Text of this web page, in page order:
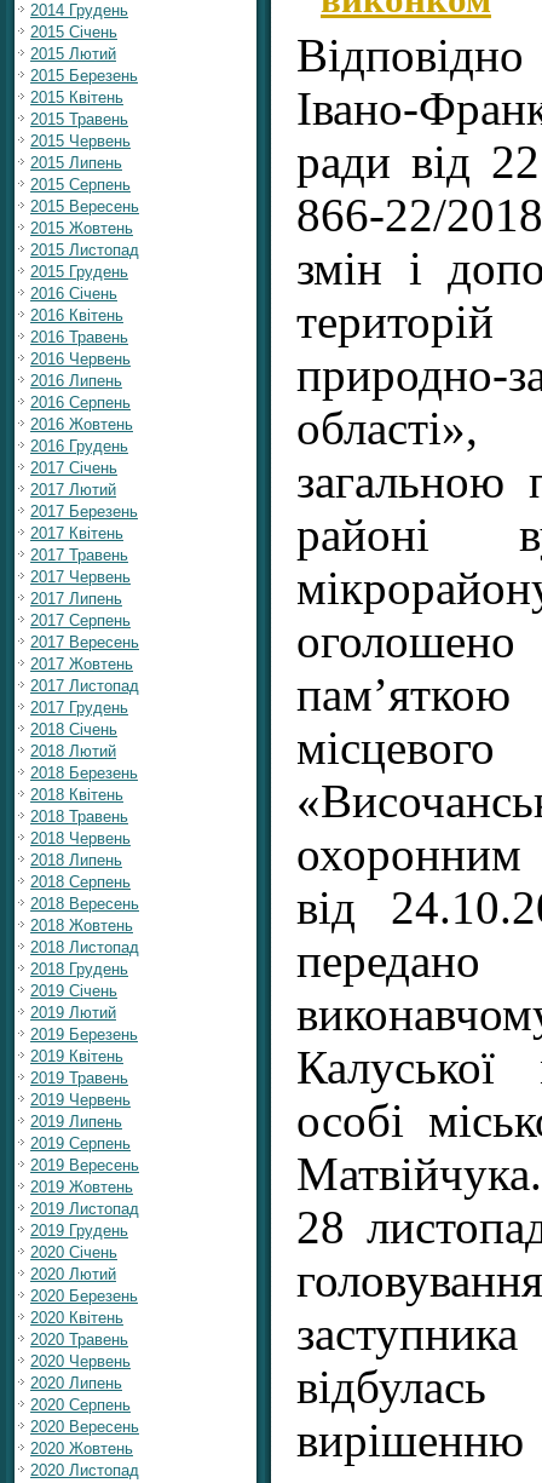
2014 Грудень
2015 Січень
2015 Лютий
2015 Березень
2015 Квітень
2015 Травень
2015 Червень
2015 Липень
2015 Серпень
2015 Вересень
2015 Жовтень
2015 Листопад
2015 Грудень
2016 Січень
2016 Квітень
2016 Травень
2016 Червень
2016 Липень
2016 Серпень
2016 Жовтень
2016 Грудень
2017 Січень
2017 Лютий
2017 Березень
2017 Квітень
2017 Травень
2017 Червень
2017 Липень
2017 Серпень
2017 Вересень
2017 Жовтень
2017 Листопад
2017 Грудень
2018 Січень
2018 Лютий
2018 Березень
2018 Квітень
2018 Травень
2018 Червень
2018 Липень
2018 Серпень
2018 Вересень
2018 Жовтень
2018 Листопад
2018 Грудень
2019 Січень
2019 Лютий
2019 Березень
2019 Квітень
2019 Травень
2019 Червень
2019 Липень
2019 Серпень
2019 Вересень
2019 Жовтень
2019 Листопад
2019 Грудень
2020 Січень
2020 Лютий
2020 Березень
2020 Квітень
2020 Травень
2020 Червень
2020 Липень
2020 Серпень
2020 Вересень
2020 Жовтень
2020 Листопад
Івано-
ради від
866-22/
змін і
природно-
районі
від
особі
Матвійчука.
28